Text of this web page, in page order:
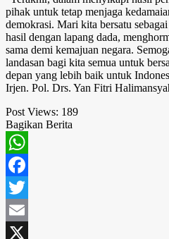
pihak untuk tetap menjaga
demokrasi. Mari kita bersatu
hasil dengan lapang dada,
sama demi kemajuan negara.
landasan bagi kita semua untuk
depan yang lebih baik untuk
Irjen. Pol. Drs. Yan Fitri
Post Views: 189
Bagikan Berita
WhatsApp
Facebook
Twitter
Email